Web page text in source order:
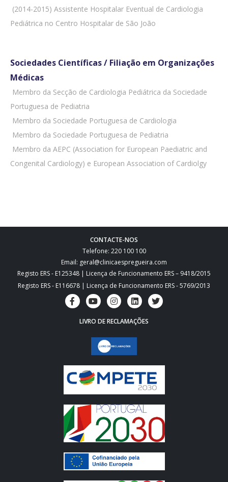
 (2014-2015) Assistente Hospitalar Eventual de Cardiologia
Pediátrica no Centro Hospitalar de São João
Sociedades Científicas / Filiação em Organizações
Médicas
 Membro da Secção de Cardiologia Pediátrica da Sociedade
Portuguesa de Pediatria
 Membro da Sociedade Portuguesa de Cardiologia
 Membro da Sociedade Portuguesa de Pediatria
 Membro da AEPC (Association for European Paediatric and
Congenital Cardiology) e European Association of Cardiolgy
CONTACTE-NOS
Telefone: 220 100 100
Email: geral@clinicaespregueira.com
Registo ERS - E125348 | Licença de Funcionamento ERS – 9418/2015
Registo ERS - E116678 | Licença de Funcionamento ERS - 5769/2013
LIVRO DE RECLAMAÇÕES